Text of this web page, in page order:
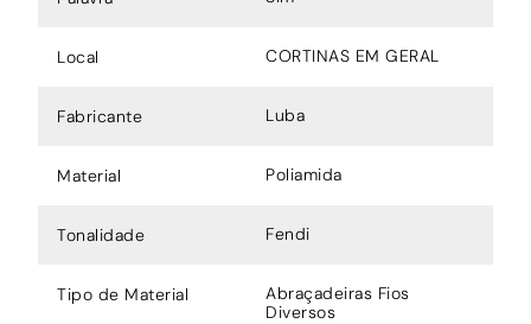
Local CORTINAS EM GERAL
Fabricante Luba
Material Poliamida
Tonalidade Fendi
Tipo de Material
Abraçadeiras Fios
Diversos